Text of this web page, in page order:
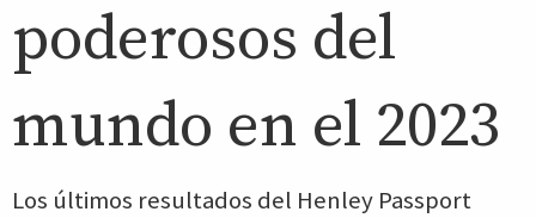
poderosos del
mundo en el 2023
Los últimos resultados del Henley Passport